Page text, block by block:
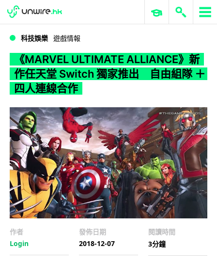
WWDC 2026 ERP 與商業 AI
科技娛樂 遊戲情報
《MARVEL ULTIMATE ALLIANCE》新
作任天堂 Switch 獨家推出 自由組隊 ＋
四人連線合作
作者
Login
發佈日期
2018-12-07
閱讀時間
3分鐘